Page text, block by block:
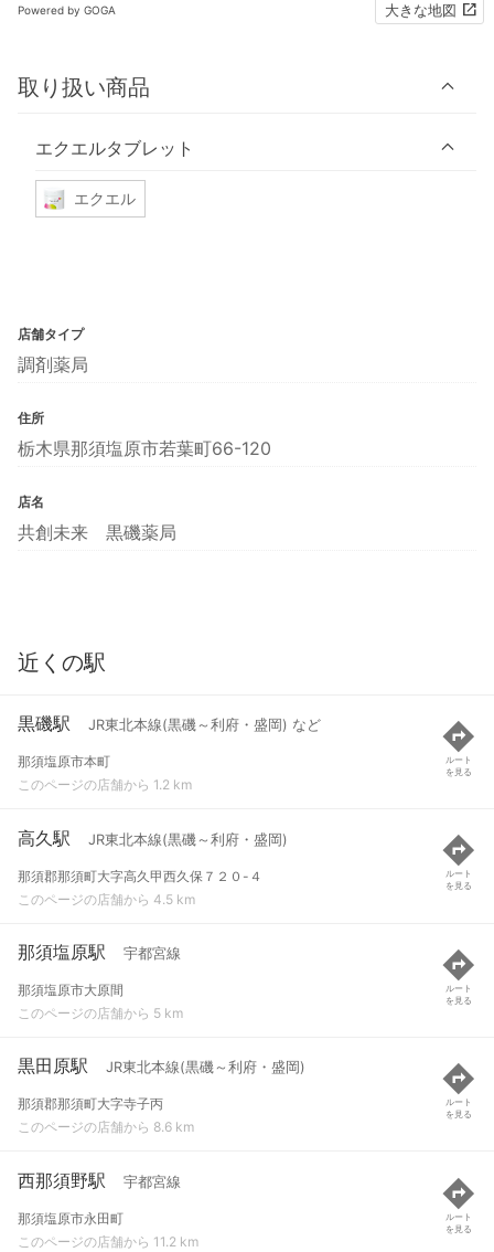
Powered by GOGA 大きな地図
取り扱い商品
エクエルタブレット
エクエル
店舗タイプ
調剤薬局
住所
栃木県那須塩原市若葉町66-120
店名
共創未来 黒磯薬局
近くの駅
黒磯駅 JR東北本線(黒磯～利府・盛岡) など
那須塩原市本町
このページの店舗から 1.2 km
ルート
を見る
高久駅 JR東北本線(黒磯～利府・盛岡)
那須郡那須町大字高久甲西久保７２０-４
このページの店舗から 4.5 km
ルート
を見る
那須塩原駅 宇都宮線
那須塩原市大原間
このページの店舗から 5 km
ルート
を見る
黒田原駅 JR東北本線(黒磯～利府・盛岡)
那須郡那須町大字寺子丙
このページの店舗から 8.6 km
ルート
を見る
西那須野駅 宇都宮線
那須塩原市永田町
このページの店舗から 11.2 km
ルート
を見る